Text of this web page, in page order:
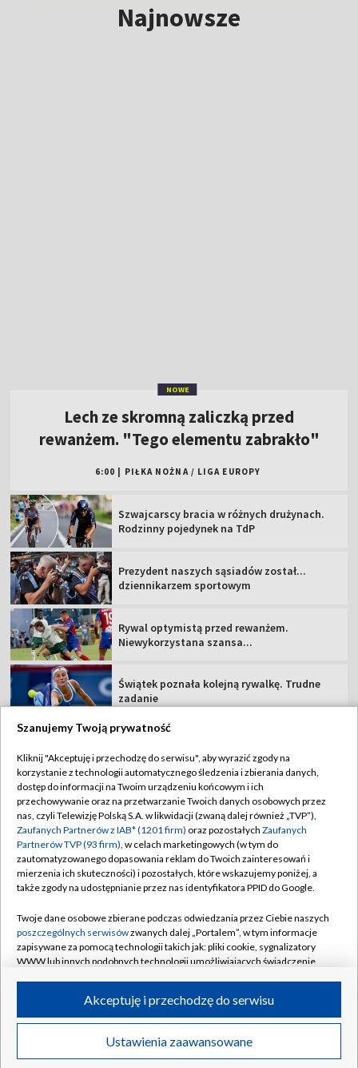
Transmisje Wideo
Najnowsze
NOWE
Lech ze skromną zaliczką przed
rewanżem. "Tego elementu zabrakło"
6:00 PIŁKA NOŻNA / LIGA EUROPY
Szwajcarscy bracia w różnych drużynach.
Rodzinny pojedynek na TdP
Prezydent naszych sąsiadów został...
dziennikarzem sportowym
Rywal optymistą przed rewanżem.
Niewykorzystana szansa...
Świątek poznała kolejną rywalkę. Trudne
zadanie
"Strażaków" [WIDEO]
MŚ do lat 20, Oregon: oglądaj 2. dzień
Abonament TVP
Sklep TVP
Oferta Handlowa
Telegazeta ogłoszenia
Emisja w TVP
Regulamin TVP
Polityka prywatności
Biuro reklamy
Kontakt
Szanujemy Twoją prywatność
Kliknij "Akceptuję i przechodzę do serwisu", aby wyrazić zgody na
korzystanie z technologii automatycznego śledzenia i zbierania danych,
dostęp do informacji na Twoim urządzeniu końcowym i ich
przechowywanie oraz na przetwarzanie Twoich danych osobowych przez
nas, czyli Telewizję Polską S.A. w likwidacji (zwaną dalej również „TVP”),
Zaufanych Partnerów z IAB* (1201 firm) oraz pozostałych Zaufanych
Partnerów TVP (93 firm), w celach marketingowych (w tym do
zautomatyzowanego dopasowania reklam do Twoich zainteresowań i
mierzenia ich skuteczności) i pozostałych, które wskazujemy poniżej, a
także zgody na udostępnianie przez nas identyfikatora PPID do Google.
Twoje dane osobowe zbierane podczas odwiedzania przez Ciebie naszych
poszczególnych serwisówzwanych dalej „Portalem”, w tym informacje
zapisywane za pomocą technologii takich jak: pliki cookie, sygnalizatory
WWW lub innych podobnych technologii umożliwiających świadczenie
ruchu w Internecie.
Twoje dane osobowe zbierane podczas odwiedzania przez Ciebie
poszczególnych serwisówna Portalu, takie jak adresy IP, identyfikatory
Ustawienia zaawansowane
Akceptuję i przechodzę do serwisu